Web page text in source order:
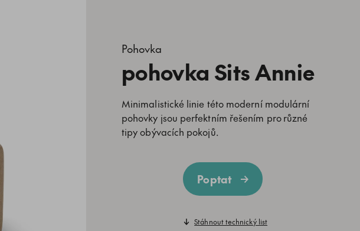
Pohovka
pohovka Sits Annie
Minimalistické linie této moderní modulární
pohovky jsou perfektním řešením pro různé
tipy obývacích pokojů.
Poptat
Stáhnout technický list